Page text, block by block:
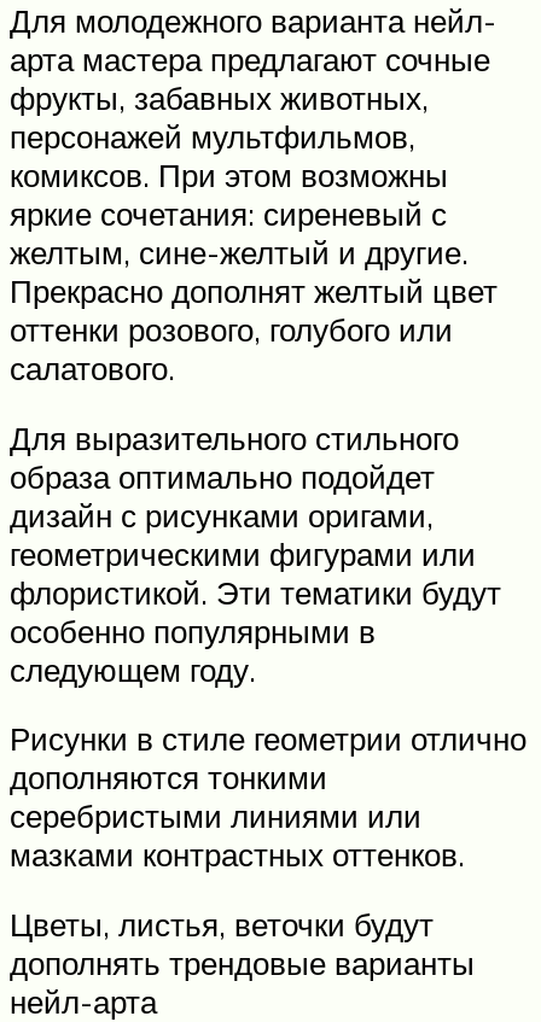
Для молодежного варианта нейл-
арта мастера предлагают сочные
фрукты, забавных животных,
персонажей мультфильмов,
комиксов. При этом возможны
яркие сочетания: сиреневый с
желтым, сине-желтый и другие.
Прекрасно дополнят желтый цвет
оттенки розового, голубого или
салатового.
Для выразительного стильного
образа оптимально подойдет
дизайн с рисунками оригами,
геометрическими фигурами или
флористикой. Эти тематики будут
особенно популярными в
следующем году.
Рисунки в стиле геометрии отлично
дополняются тонкими
серебристыми линиями или
мазками контрастных оттенков.
Цветы, листья, веточки будут
дополнять трендовые варианты
нейл-арта